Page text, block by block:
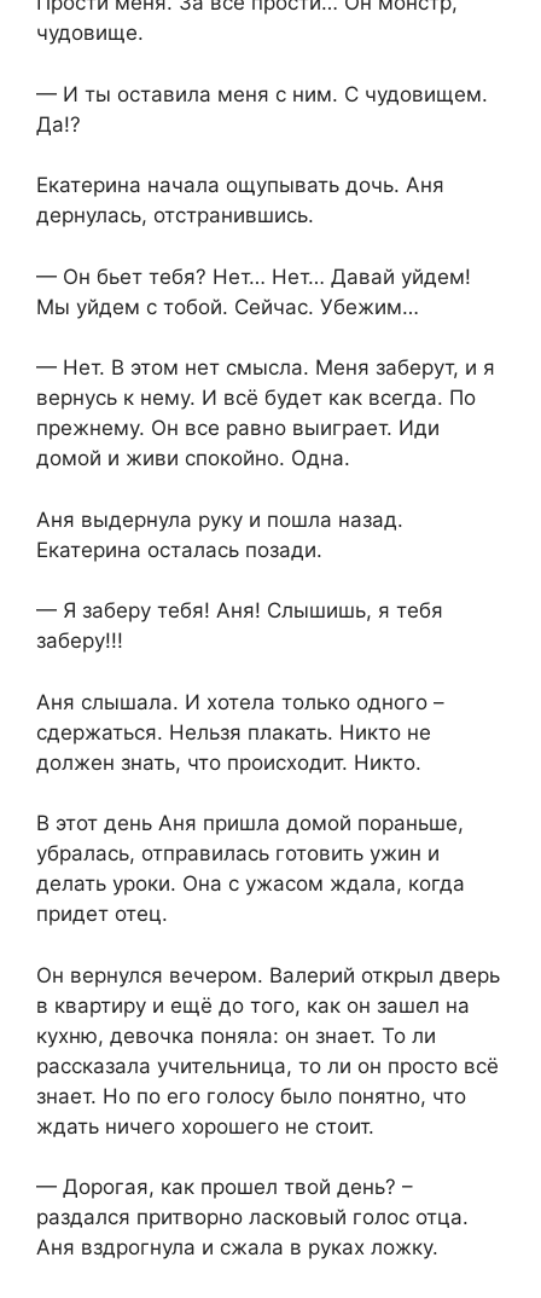
чудовище.
— И ты оставила меня с ним. С чудовищем.
Да!?
Екатерина начала ощупывать дочь. Аня
дернулась, отстранившись.
— Он бьет тебя? Нет… Нет… Давай уйдем!
Мы уйдем с тобой. Сейчас. Убежим…
— Нет. В этом нет смысла. Меня заберут, и я
вернусь к нему. И всё будет как всегда. По
прежнему. Он все равно выиграет. Иди
домой и живи спокойно. Одна.
Аня выдернула руку и пошла назад.
Екатерина осталась позади.
— Я заберу тебя! Аня! Слышишь, я тебя
заберу!!!
Аня слышала. И хотела только одного –
сдержаться. Нельзя плакать. Никто не
должен знать, что происходит. Никто.
В этот день Аня пришла домой пораньше,
убралась, отправилась готовить ужин и
делать уроки. Она с ужасом ждала, когда
придет отец.
Он вернулся вечером. Валерий открыл дверь
в квартиру и ещё до того, как он зашел на
кухню, девочка поняла: он знает. То ли
рассказала учительница, то ли он просто всё
знает. Но по его голосу было понятно, что
ждать ничего хорошего не стоит.
— Дорогая, как прошел твой день? –
раздался притворно ласковый голос отца.
Аня вздрогнула и сжала в руках ложку.